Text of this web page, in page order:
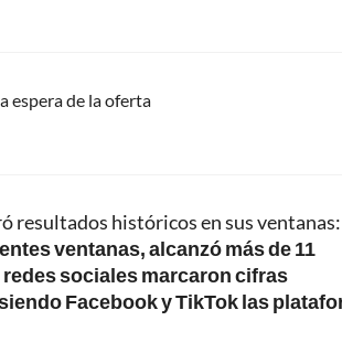
espera de la oferta
resultados históricos en sus
ventanas, alcanzó más de 11
sociales marcaron cifras
Facebook y TikTok las